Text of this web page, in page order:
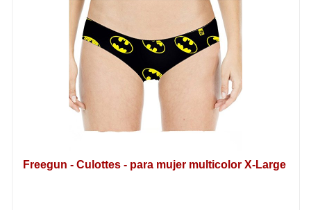
Freegun - Culottes - para mujer multicolor X-Large